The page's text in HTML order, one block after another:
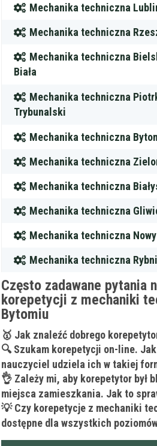
Mechanika techniczna
Mechanika techniczna
Mechanika techniczna
Biała
Mechanika techniczna
Trybunalski
Mechanika techniczna
Mechanika techniczna
Mechanika techniczna
Mechanika techniczna
Mechanika techniczna
Mechanika techniczna
Często zadawane pytania
korepetycji z mechaniki
Bytomiu
🥇 Jak znaleźć dobrego
🔍 Szukam korepetycji on-line.
nauczyciel udziela ich w takiej
👌 Zależy mi, aby korepetytor był
miejsca zamieszkania. Jak to
💡 Czy korepetycje z mechaniki
dostępne dla wszystkich